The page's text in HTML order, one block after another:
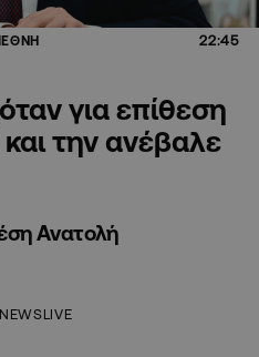
22:45
για επίθεση
την ανέβαλε
Ανατολή